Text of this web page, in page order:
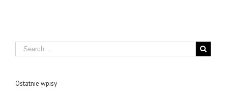
Search
Ostatnie wpisy